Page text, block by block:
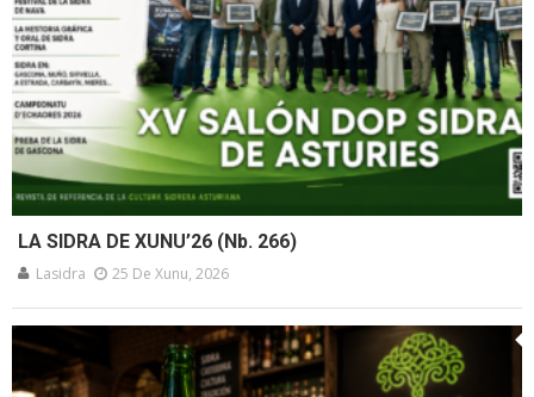
LA SIDRA DE XUNU’26 (Nb. 266)
Lasidra 25 De Xunu, 2026